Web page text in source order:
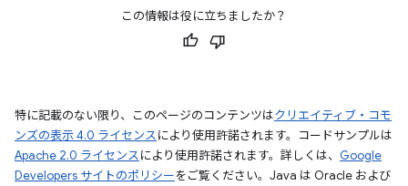
この情報は役に立ちましたか？
特に記載のない限り、このページのコンテンツはクリエイティブ・コモ
ンズの表示 4.0 ライセンスにより使用許諾されます。コードサンプルは
Apache 2.0 ライセンスにより使用許諾されます。詳しくは、 Google
Developers サイトのポリシーをご覧ください。Java は Oracle および